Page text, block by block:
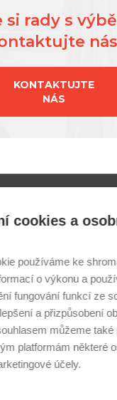
si rady s
KONTAKTUJTE
NÁS
cookies a
používáme ke
o výkonu a
fungování funkcí ze
a přizpůsobení
můžeme také
platformám některé
účely.